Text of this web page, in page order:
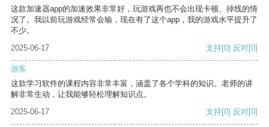
这款加速器app的加速效果非常好，玩游戏再也不会出现卡顿、掉线的情
况了。我以前玩游戏经常会输，现在有了这个app，我的游戏水平提升了
不少。
2025-06-17
支持[0] 反对[0]
游客
这款学习软件的课程内容非常丰富，涵盖了各个学科的知识。老师的讲
解非常生动，让我能够轻松理解知识点。
2025-06-17
支持[0] 反对[0]